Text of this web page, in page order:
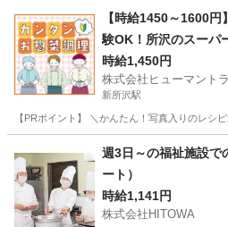
西台駅 花
【時給1450～1600
験OK！所沢のスーパ
(W2T-1586)
時給1,450円
株式会社ヒューマント
新所沢駅
【PRポイント】 ＼かんたん！写真入りのレ
新所沢駅 キッチン
週3日～の福祉施設で
ート）
時給1,141円
株式会社HITOWA